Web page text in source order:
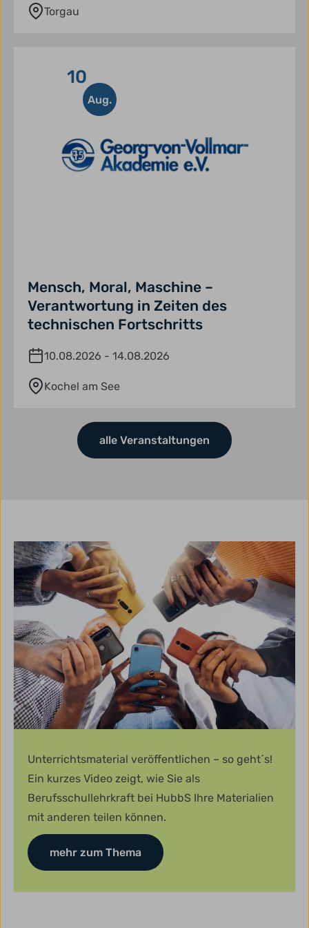
Torgau
10
Aug.
Mensch, Moral, Maschine –
Verantwortung in Zeiten des
technischen Fortschritts
10.08.2026 - 14.08.2026
Kochel am See
alle Veranstaltungen
Unterrichtsmaterial veröffentlichen – so geht´s!
Ein kurzes Video zeigt, wie Sie als
Berufsschullehrkraft bei HubbS Ihre Materialien
mit anderen teilen können.
mehr zum Thema